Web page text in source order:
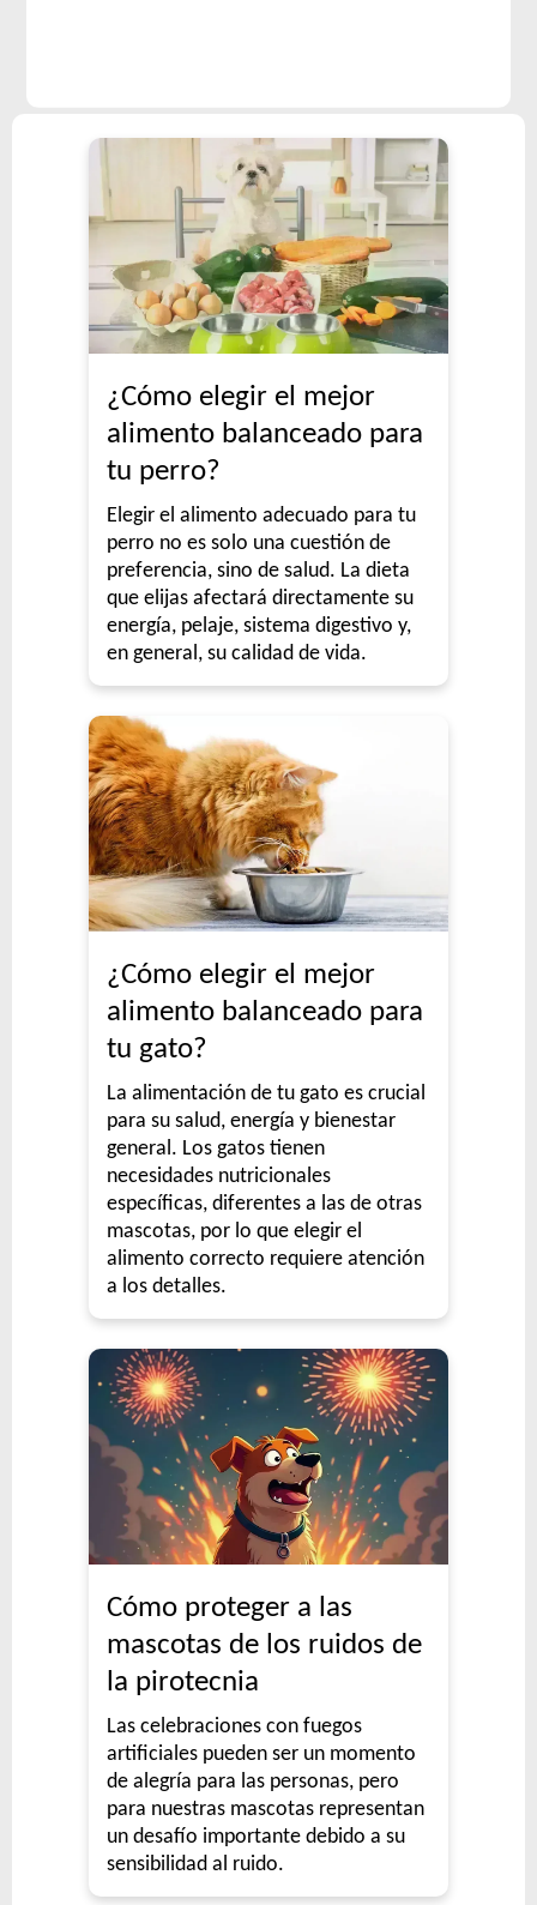
¿Cómo elegir el mejor
alimento balanceado para
tu perro?
Elegir el alimento adecuado para tu
perro no es solo una cuestión de
preferencia, sino de salud. La dieta
que elijas afectará directamente su
energía, pelaje, sistema digestivo y,
en general, su calidad de vida.
¿Cómo elegir el mejor
alimento balanceado para
tu gato?
La alimentación de tu gato es crucial
para su salud, energía y bienestar
general. Los gatos tienen
necesidades nutricionales
específicas, diferentes a las de otras
mascotas, por lo que elegir el
alimento correcto requiere atención
a los detalles.
Cómo proteger a las
mascotas de los ruidos de
la pirotecnia
Las celebraciones con fuegos
artificiales pueden ser un momento
de alegría para las personas, pero
para nuestras mascotas representan
un desafío importante debido a su
sensibilidad al ruido.